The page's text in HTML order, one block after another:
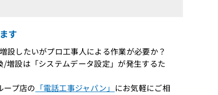
す
したいがプロ工事人による作業が必要か？
設は「システムデータ設定」が発生するた
ープ店の 「電話工事ジャパン」 にお気軽にご相